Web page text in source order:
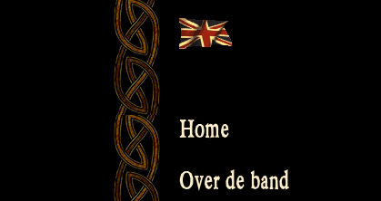
to
Home
Over de band